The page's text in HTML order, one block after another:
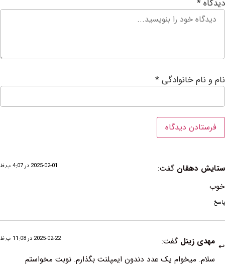
گفت: 2025-02-01 در 4:07 ب.ظ
زینل گفت: 2025-02-22 در 11:08 ب.ظ
میخوام یک عدد دندون ایمپلنت بگذارم. نوبت مخواستم
خانوادگی*